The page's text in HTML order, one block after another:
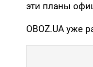
эти планы
OBOZ.UA уже